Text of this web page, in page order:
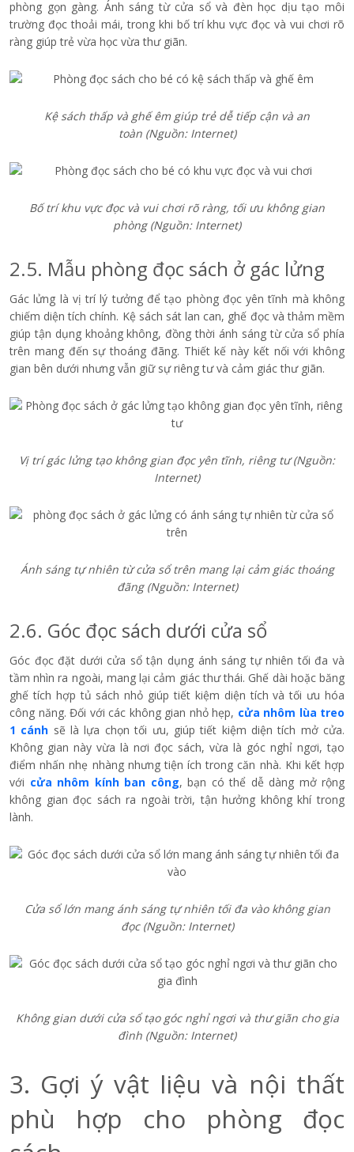
phòng gọn gàng. Ánh sáng từ cửa sổ và đèn học dịu tạo môi
trường đọc thoải mái, trong khi bố trí khu vực đọc và vui chơi rõ
ràng giúp trẻ vừa học vừa thư giãn.
Kệ sách thấp và ghế êm giúp trẻ dễ tiếp cận và an
toàn(Nguồn: Internet)
Bố trí khu vực đọc và vui chơi rõ ràng, tối ưu không gian
phòng(Nguồn: Internet)
2.5. Mẫu phòng đọc sách ở gác lửng
Gác lửng là vị trí lý tưởng để tạo phòng đọc yên tĩnh mà không
chiếm diện tích chính. Kệ sách sát lan can, ghế đọc và thảm mềm
giúp tận dụng khoảng không, đồng thời ánh sáng từ cửa sổ phía
trên mang đến sự thoáng đãng. Thiết kế này kết nối với không
gian bên dưới nhưng vẫn giữ sự riêng tư và cảm giác thư giãn.
Vị trí gác lửng tạo không gian đọc yên tĩnh, riêng tư(Nguồn:
Internet)
Ánh sáng tự nhiên từ cửa sổ trên mang lại cảm giác thoáng
đãng(Nguồn: Internet)
2.6. Góc đọc sách dưới cửa sổ
Góc đọc đặt dưới cửa sổ tận dụng ánh sáng tự nhiên tối đa và
tầm nhìn ra ngoài, mang lại cảm giác thư thái. Ghế dài hoặc băng
ghế tích hợp tủ sách nhỏ giúp tiết kiệm diện tích và tối ưu hóa
công năng. Đối với các không gian nhỏ hẹp, cửa nhôm lùa treo
1 cánh sẽ là lựa chọn tối ưu, giúp tiết kiệm diện tích mở cửa.
Không gian này vừa là nơi đọc sách, vừa là góc nghỉ ngơi, tạo
điểm nhấn nhẹ nhàng nhưng tiện ích trong căn nhà. Khi kết hợp
với cửa nhôm kính ban công, bạn có thể dễ dàng mở rộng
không gian đọc sách ra ngoài trời, tận hưởng không khí trong
lành.
Cửa sổ lớn mang ánh sáng tự nhiên tối đa vào không gian
đọc(Nguồn: Internet)
Không gian dưới cửa sổ tạo góc nghỉ ngơi và thư giãn cho gia
đình (Nguồn: Internet)
3. Gợi ý vật liệu và nội thất
phù hợp cho phòng đọc